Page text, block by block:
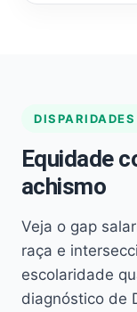
Equidade
achismo
Veja o gap
raça e
escolaridade
diagnóstico de